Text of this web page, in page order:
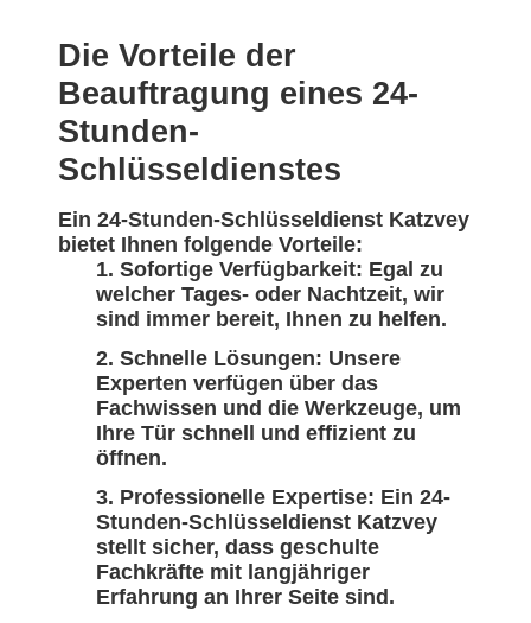
Die Vorteile der
Beauftragung eines 24-
Stunden-
Schlüsseldienstes
Ein 24-Stunden-Schlüsseldienst Katzvey
bietet Ihnen folgende Vorteile:
Sofortige Verfügbarkeit: Egal zu
welcher Tages- oder Nachtzeit, wir
sind immer bereit, Ihnen zu helfen.
Schnelle Lösungen: Unsere
Experten verfügen über das
Fachwissen und die Werkzeuge, um
Ihre Tür schnell und effizient zu
öffnen.
Professionelle Expertise: Ein 24-
Stunden-Schlüsseldienst Katzvey
stellt sicher, dass geschulte
Fachkräfte mit langjähriger
Erfahrung an Ihrer Seite sind.